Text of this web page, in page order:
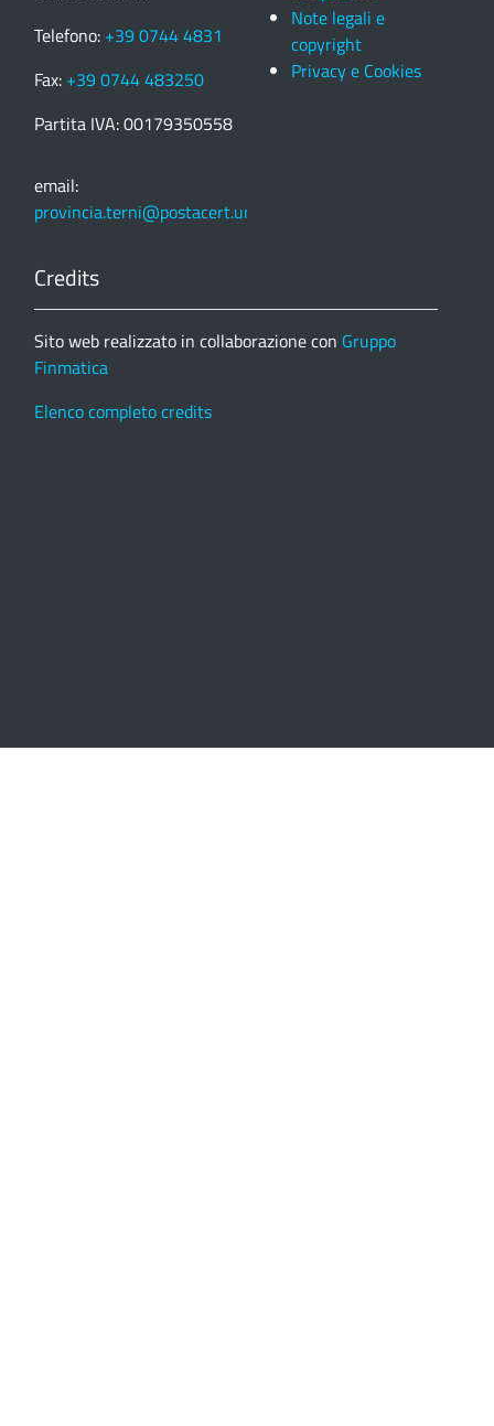
Telefono: +39 0744 4831
Fax: +39 0744 483250
Partita IVA: 00179350558
email:
provincia.terni@postacert.umbria.it
Note legali e
copyright
Privacy e Cookies
Credits
Sito web realizzato in collaborazione con Gruppo
Finmatica
Elenco completo credits